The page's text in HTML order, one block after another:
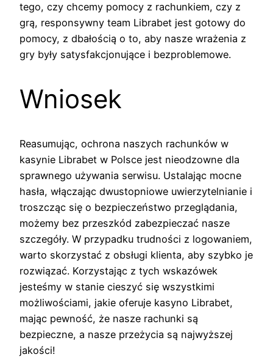
tego, czy chcemy pomocy z rachunkiem, czy z
grą, responsywny team Librabet jest gotowy do
pomocy, z dbałością o to, aby nasze wrażenia z
gry były satysfakcjonujące i bezproblemowe.
Wniosek
Reasumując, ochrona naszych rachunków w
kasynie Librabet w Polsce jest nieodzowne dla
sprawnego używania serwisu. Ustalając mocne
hasła, włączając dwustopniowe uwierzytelnianie i
troszcząc się o bezpieczeństwo przeglądania,
możemy bez przeszkód zabezpieczać nasze
szczegóły. W przypadku trudności z logowaniem,
warto skorzystać z obsługi klienta, aby szybko je
rozwiązać. Korzystając z tych wskazówek
jesteśmy w stanie cieszyć się wszystkimi
możliwościami, jakie oferuje kasyno Librabet,
mając pewność, że nasze rachunki są
bezpieczne, a nasze przeżycia są najwyższej
jakości!